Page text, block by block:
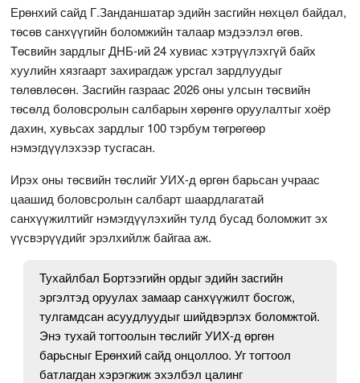
Ерөнхий сайд Г.Занданшатар эдийн засгийн нөхцөл байдал,
төсөв санхүүгийн боломжийн талаар мэдээлэл өгөв.
Төсвийн зардлыг ДНБ-ий 24 хувиас хэтрүүлэхгүй байх
хуулийн хязгаарт захирагдаж урсгал зардлуудыг
төлөвлөсөн. Засгийн газраас 2026 оны улсын төсвийн
төсөлд боловсролын салбарын хөрөнгө оруулалтыг хоёр
дахин, хувьсах зардлыг 100 тэрбум төгрөгөөр
нэмэгдүүлэхээр тусгасан.
Ирэх оны төсвийн төслийг УИХ-д өргөн барьсан учраас
цаашид боловсролын салбарт шаардлагатай
санхүүжилтийг нэмэгдүүлэхийн тулд бусад боломжит эх
үүсвэрүүдийг эрэлхийлж байгаа аж.
Тухайлбал Бортээгийн ордыг эдийн засгийн
эргэлтэд оруулах замаар санхүүжилт босгож,
тулгамдсан асуудлуудыг шийдвэрлэх боломжтой.
Энэ тухай тогтоолын төслийг УИХ-д өргөн
барьсныг Ерөнхий сайд онцоллоо. Уг тогтоол
батлагдан хэрэгжиж эхэлбэл цалинг